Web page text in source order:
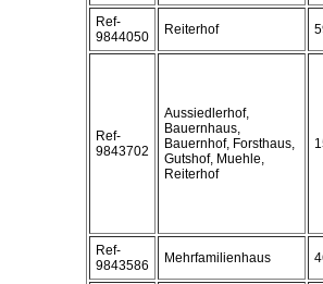
Ref-
9844050
Reiterhof
Ref-
9843702
Aussiedlerhof,
Bauernhaus,
Bauernhof, Forsthaus,
Gutshof, Muehle,
Reiterhof
Ref-
9843586
Mehrfamilienhaus